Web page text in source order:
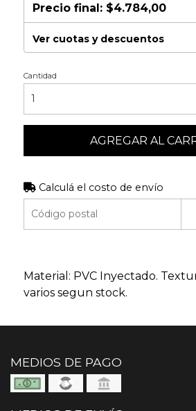
Precio final: $4.784,00
Ver cuotas y descuentos
Cantidad
AGREGAR AL
Calculá el costo de envío
Material: PVC Inyectado.
varios segun stock.
MEDIOS DE PAGO